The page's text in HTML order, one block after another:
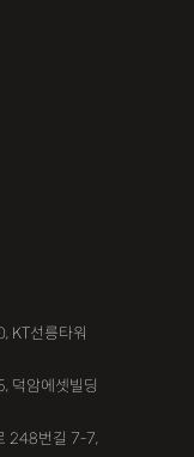
KT선릉타워
덕암에셋빌딩
248번길 7-7,